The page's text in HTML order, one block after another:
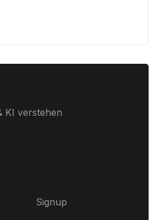
KI verstehen
Signup